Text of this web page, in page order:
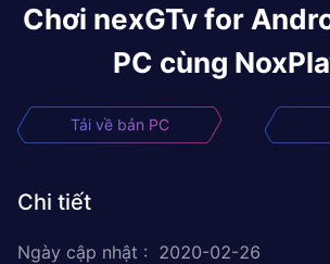
Chơi nexGTv for
PC cùng
Tải về bản PC
Chi tiết
Ngày cập nhật : 2020-02-26